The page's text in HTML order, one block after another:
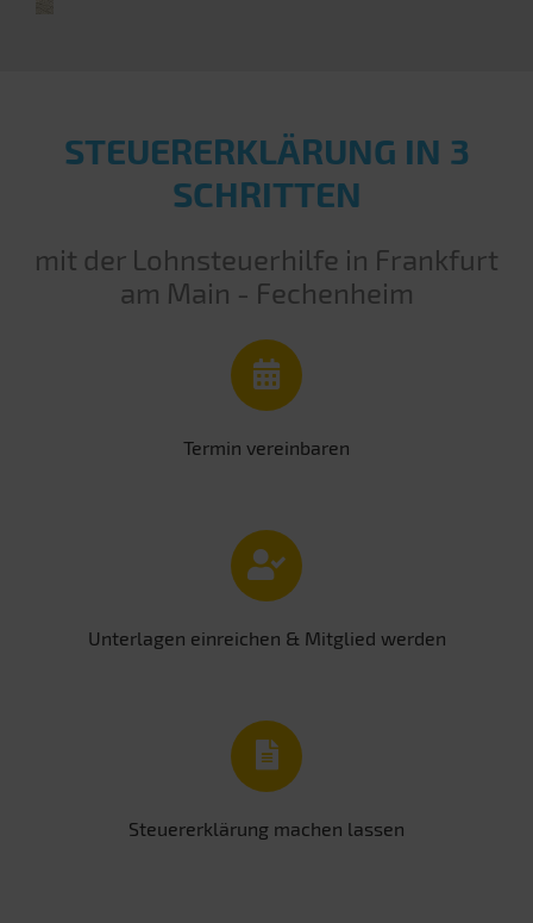
STEUERERKLÄRUNG IN 3
SCHRITTEN
mit der Lohnsteuerhilfe in Frankfurt
am Main - Fechenheim
Termin vereinbaren
Unterlagen einreichen & Mitglied werden
Steuererklärung machen lassen